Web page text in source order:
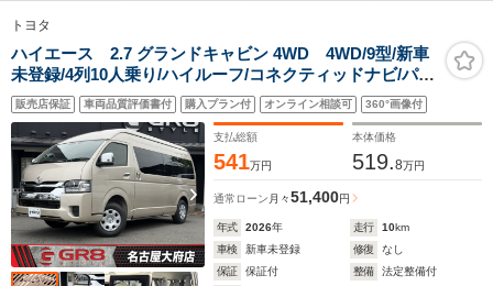
トヨタ
ハイエース 2.7 グランドキャビン 4WD 4WD/9型/新車
未登録/4列10人乗り/ハイルーフ/コネクティッドナビ/パノ
ラミックビューモニター/デジタルインナーミラー/パワー
スライドドア/寒冷地仕様/BiBeamヘッド/コーナーセンサ
ー
販売店保証 車両品質評価書付 購入プラン付 オンライン相談可 360°画像付
支払総額
541万円
本体価格
519.8万円
通常ローン 月々51,400円
年式 2026年 走行 10km
車検
新車未登録 修復
なし
保証
保証付 整備
法定整備付